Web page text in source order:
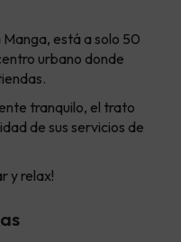
está a solo 50
urbano donde
tranquilo, el trato
de sus servicios de
y relax!